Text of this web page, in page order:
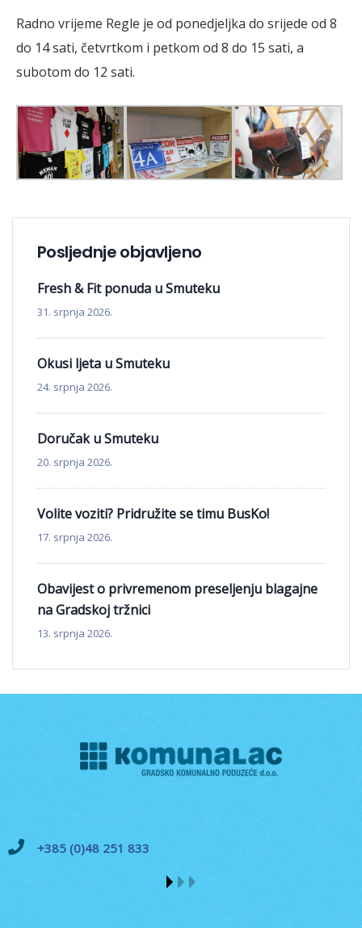
Radno vrijeme Regle je od ponedjeljka do srijede od 8
do 14 sati, četvrtkom i petkom od 8 do 15 sati, a
subotom do 12 sati.
Posljednje objavljeno
Fresh & Fit ponuda u Smuteku
31. srpnja 2026.
Okusi ljeta u Smuteku
24. srpnja 2026.
Doručak u Smuteku
20. srpnja 2026.
Volite voziti? Pridružite se timu BusKo!
17. srpnja 2026.
Obavijest o privremenom preseljenju blagajne
na Gradskoj tržnici
13. srpnja 2026.
+385 (0)48 251 833